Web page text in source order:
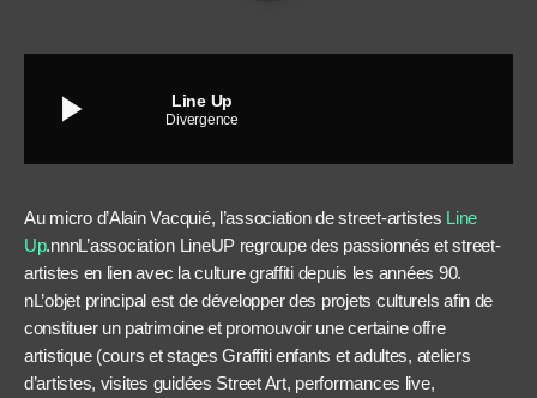
play_arrow Line Up
Divergence
Au micro d’Alain Vacquié, l’association de street-artistes Line
Up.nnnL’association LineUP regroupe des passionnés et street-
artistes en lien avec la culture graffiti depuis les années 90.
nL’objet principal est de développer des projets culturels afin de
constituer un patrimoine et promouvoir une certaine offre
artistique (cours et stages Graffiti enfants et adultes, ateliers
d’artistes, visites guidées Street Art, performances live,